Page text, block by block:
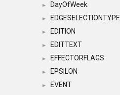
► DayOfWeek
► EDGESELECTIONTYPE
► EDITION
► EDITTEXT
► EFFECTORFLAGS
► EPSILON
►
EVENT